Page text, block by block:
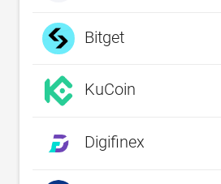
Bitget
KuCoin
Digifinex